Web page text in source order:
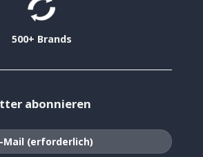
500+ Brands
abonnieren